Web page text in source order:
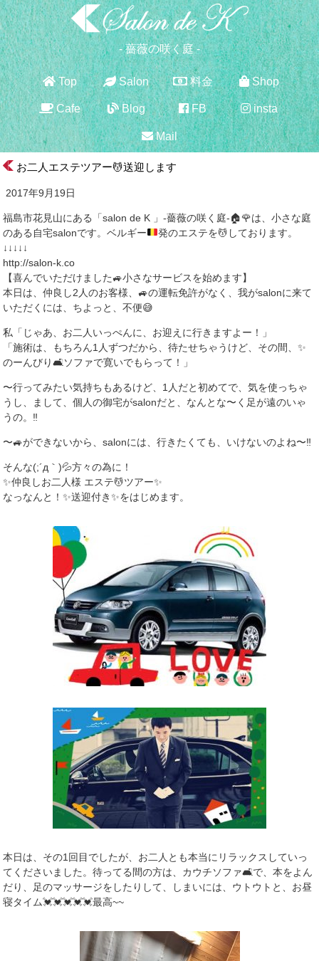
- 薔薇の咲く庭 -
Top Salon 料金 Shop
Cafe Blog FB insta
Mail
お二人エステツアー💆送迎します
2017年9月19日
福島市花見山にある「salon de K 」-薔薇の咲く庭-🏠🌹は、小さな庭
のある自宅salonです。ベルギー
発のエステを💆 しております。
↓↓↓↓↓
http://salon-k.co
【喜んでいただけました🚙小さなサービスを始めます】
本日は、仲良し2人のお客様、🚙の運転免許がなく、我がsalonに来て
いただくには、ちよっと、不便😅
私「じゃあ、お二人いっぺんに、お迎えに行きますよー！」
「施術は、もちろん1人ずつだから、待たせちゃうけど、その間、✨
のーんびり🛋ソファで寛いでもらって！」
〜行ってみたい気持ちもあるけど、1人だと初めてで、気を使っちゃ
うし、まして、個人の御宅がsalonだと、なんとな〜く足が遠のいゃ
うの。‼️
〜🚙ができないから、salonには、行きたくても、いけないのよね〜‼️
そんな(;´д｀)💦方々の為に！
✨仲良しお二人様 エステ💆ツアー✨
なっなんと！✨送迎付き✨をはじめます。
本日は、その1回目でしたが、お二人とも本当にリラックスしていっ
てくださいました。待ってる間の方は、カウチソファ🛋で、本をよん
だり、足のマッサージをしたりして、しまいには、ウトウトと、お昼
寝タイム💓💓💓💓💓最高~~